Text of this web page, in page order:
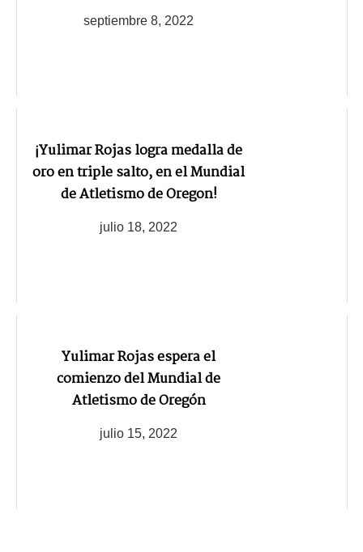
septiembre 8, 2022
¡Yulimar Rojas logra medalla de
oro en triple salto, en el Mundial
de Atletismo de Oregon!
julio 18, 2022
Yulimar Rojas espera el
comienzo del Mundial de
Atletismo de Oregón
julio 15, 2022